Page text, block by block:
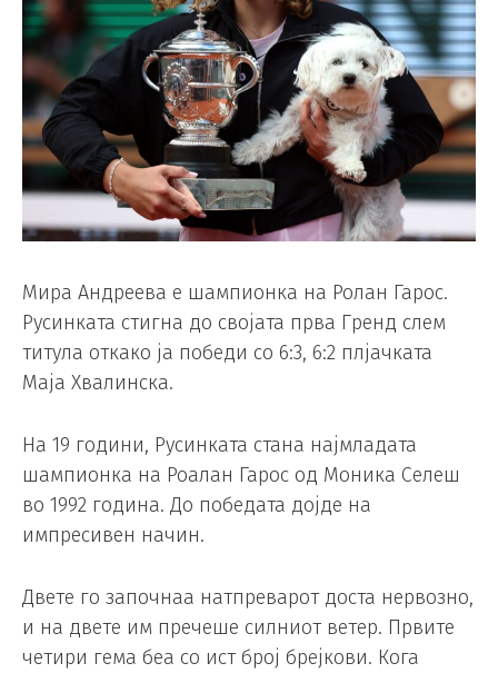
Мира Андреева е шампионка на Ролан Гарос.
Русинката стигна до својата прва Гренд слем
титула откако ја победи со 6:3, 6:2 плјачката
Маја Хвалинска.
На 19 години, Русинката стана најмладата
шампионка на Роалан Гарос од Моника Селеш
во 1992 година. До победата дојде на
импресивен начин.
Двете го започнаа натпреварот доста нервозно,
и на двете им пречеше силниот ветер. Првите
четири гема беа со ист број брејкови. Кога